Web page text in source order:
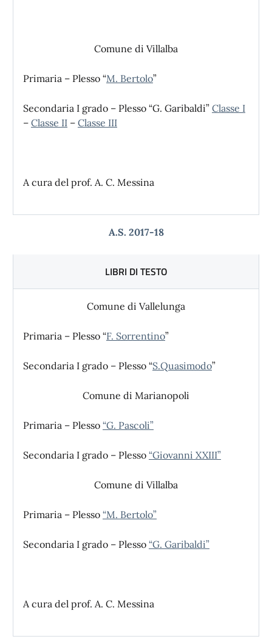
Comune di Villalba
Primaria – Plesso “M. Bertolo”
Secondaria I grado – Plesso “G. Garibaldi” Classe I
– Classe II – Classe III
A cura del prof. A. C. Messina
A.S. 2017-18
LIBRI DI TESTO
Comune di Vallelunga
Primaria – Plesso “F. Sorrentino”
Secondaria I grado – Plesso “S.Quasimodo”
Comune di Marianopoli
Primaria – Plesso “G. Pascoli”
Secondaria I grado – Plesso “Giovanni XXIII”
Comune di Villalba
Primaria – Plesso “M. Bertolo”
Secondaria I grado – Plesso “G. Garibaldi”
A cura del prof. A. C. Messina